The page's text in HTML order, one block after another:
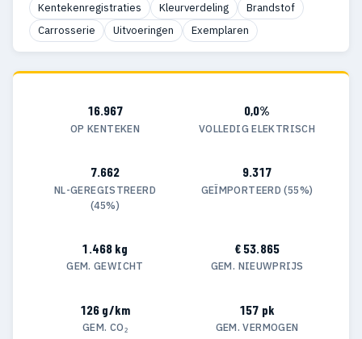
Kentekenregistraties
Kleurverdeling
Brandstof
Carrosserie
Uitvoeringen Exemplaren
16.967
OP KENTEKEN
0,0%
VOLLEDIG ELEKTRISCH
7.662
NL-GEREGISTREERD
(45%)
9.317
GEÏMPORTEERD (55%)
1.468 kg
GEM. GEWICHT
€ 53.865
GEM. NIEUWPRIJS
126 g/km
GEM. CO₂
157 pk
GEM. VERMOGEN